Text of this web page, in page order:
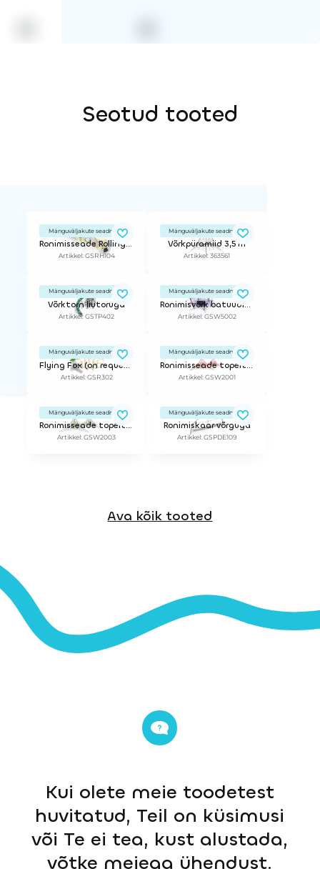
Seotud tooted
Mänguväljakute seadmed
Ronimisseade Rolling Hills
Artikkel: GSRH104
Mänguväljakute seadmed
Võrkpüramiid 3,5 m
Artikkel: 363561
Mänguväljakute seadmed
Võrktorn liutoruga
Artikkel: GSTP402
Mänguväljakute seadmed
Ronimisvõrk batuudisilmaga 1,7m suurus L
Artikkel: GSW5002
Mänguväljakute seadmed
Flying Fox (on request)
Artikkel: GSR302
Mänguväljakute seadmed
Ronimisseade topeltpüramiid 3,9m
Artikkel: GSW2001
Mänguväljakute seadmed
Ronimisseade topeltpüramiid 7,5m
Artikkel: GSW2003
Mänguväljakute seadmed
Ronimiskaar võrguga
Artikkel: GSPDE109
Ava kõik tooted
Kui olete meie toodetest
huvitatud, Teil on küsimusi
või Te ei tea, kust alustada,
võtke meiega ühendust.